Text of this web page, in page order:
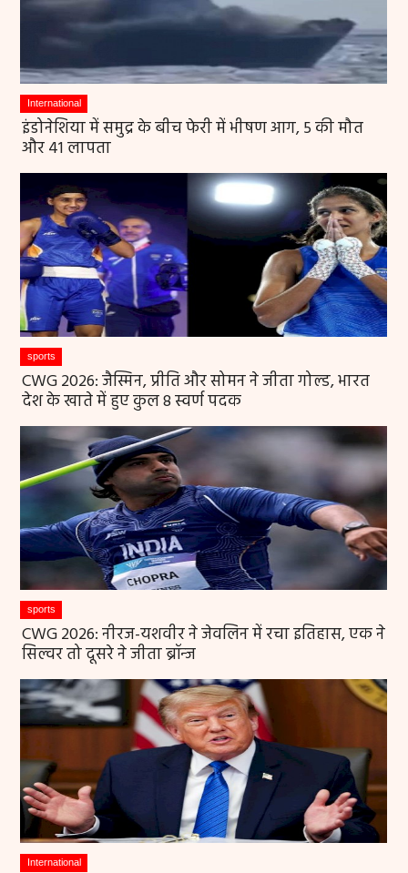
International
इंडोनेशिया में समुद्र के बीच फेरी में भीषण आग, 5 की मौत
और 41 लापता
sports
CWG 2026: जैस्मिन, प्रीति और सोमन ने जीता गोल्ड, भारत
देश के खाते में हुए कुल 8 स्वर्ण पदक
sports
CWG 2026: नीरज-यशवीर ने जेवलिन में रचा इतिहास, एक ने
सिल्वर तो दूसरे ने जीता ब्रॉन्ज
International